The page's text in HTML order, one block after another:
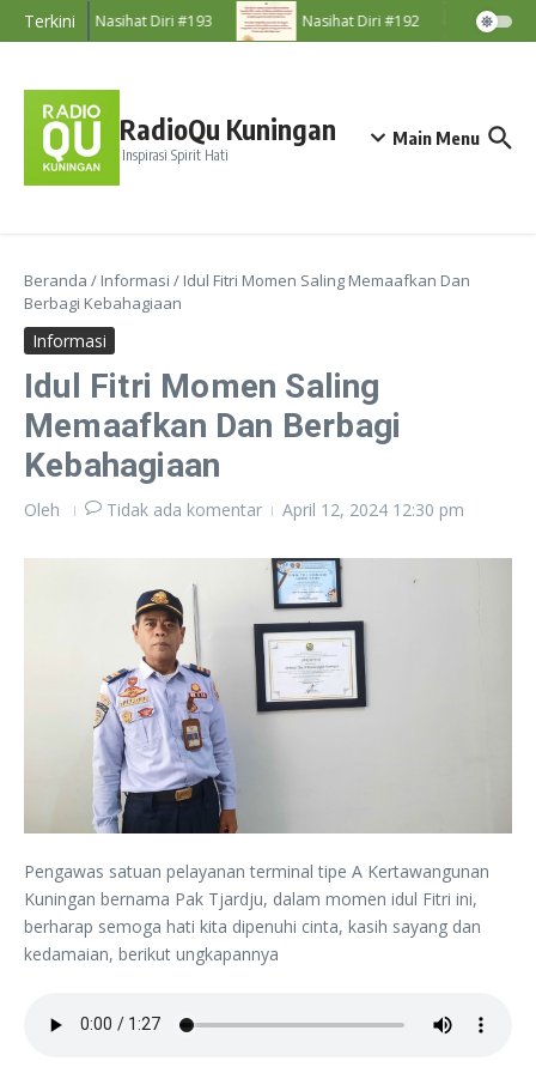
Lewati ke konten
Terkini Nasihat Diri #193 Nasihat Diri #192
RadioQu Kuningan
Inspirasi Spirit Hati
Main Menu
Beranda / Informasi / Idul Fitri Momen Saling Memaafkan Dan
Berbagi Kebahagiaan
Informasi
Idul Fitri Momen Saling
Memaafkan Dan Berbagi
Kebahagiaan
Oleh Tidak ada komentar April 12, 2024 12:30 pm
Pengawas satuan pelayanan terminal tipe A Kertawangunan
Kuningan bernama Pak Tjardju, dalam momen idul Fitri ini,
berharap semoga hati kita dipenuhi cinta, kasih sayang dan
kedamaian, berikut ungkapannya